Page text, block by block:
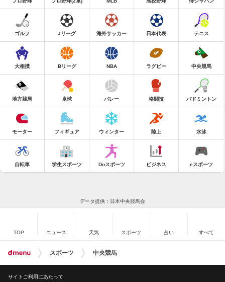
ゴルフ Jリーグ 海外サッカー 日本代表 テニス
大相撲 Bリーグ NBA ラグビー 中央競馬
地方競馬 卓球 バレー 格闘技 バドミントン
モーター フィギュア ウィンター 陸上 水泳
自転車 学生スポーツ Doスポーツ ビジネス eスポーツ
データ提供：日本中央競馬会
TOP ニュース 天気 スポーツ 占い すべて
スポーツ 中央競馬
サイトご利用にあたって